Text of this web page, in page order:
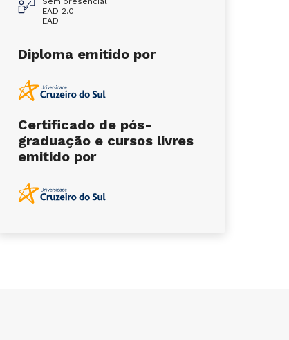
EAD 2.0
EAD
Diploma emitido por
Certificado de pós-
graduação e cursos livres
emitido por